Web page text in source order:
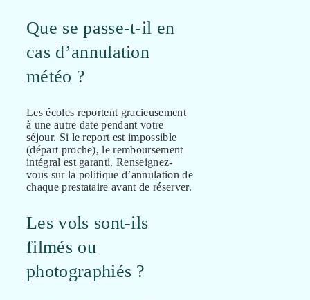
Que se passe-t-il en
cas d’annulation
météo ?
Les écoles reportent gracieusement
à une autre date pendant votre
séjour. Si le report est impossible
(départ proche), le remboursement
intégral est garanti. Renseignez-
vous sur la politique d’annulation de
chaque prestataire avant de réserver.
Les vols sont-ils
filmés ou
photographiés ?